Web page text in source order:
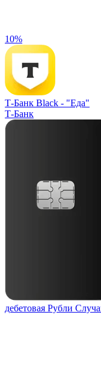
10%
Т-Банк Black - "Еда"
Т-Банк
дебетовая Рубли